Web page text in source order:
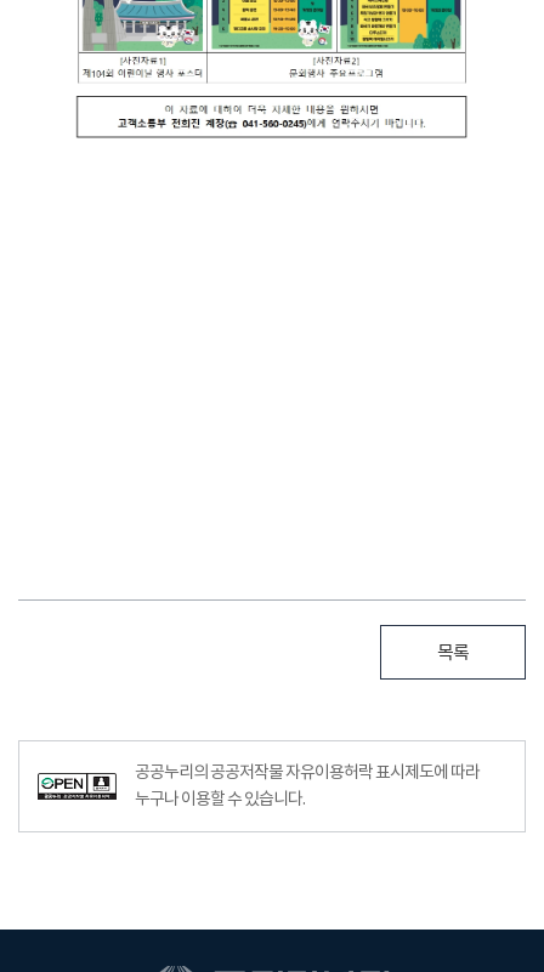
목록
공공누리의 공공저작물 자유이용허락 표시제도에 따라
누구나 이용할 수 있습니다.